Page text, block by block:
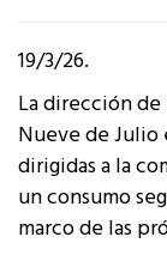
19/3/26.
La dirección
Nueve de
dirigidas a la
un consumo
marco de las